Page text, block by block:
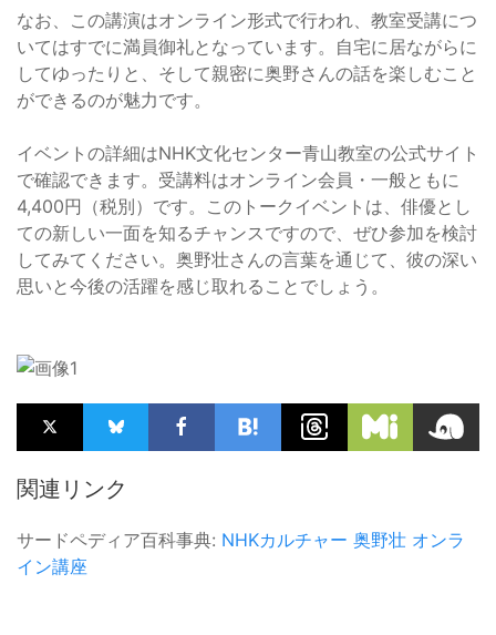
なお、この講演はオンライン形式で行われ、教室受講につ
いてはすでに満員御礼となっています。自宅に居ながらに
してゆったりと、そして親密に奥野さんの話を楽しむこと
ができるのが魅力です。
イベントの詳細はNHK文化センター青山教室の公式サイト
で確認できます。受講料はオンライン会員・一般ともに
4,400円（税別）です。このトークイベントは、俳優とし
ての新しい一面を知るチャンスですので、ぜひ参加を検討
してみてください。奥野壮さんの言葉を通じて、彼の深い
思いと今後の活躍を感じ取れることでしょう。
関連リンク
サードペディア百科事典: NHKカルチャー 奥野壮 オンラ
イン講座